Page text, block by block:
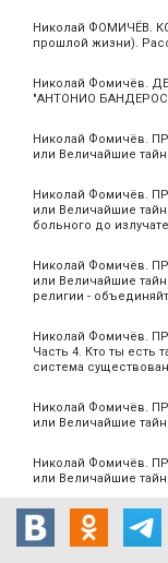
Николай ФОМИЧЁВ.
прошлой жизни).
Николай Фомичёв.
"АНТОНИО
Николай Фомичёв.
или Величайшие
Николай Фомичёв.
или Величайшие
больного до
Николай Фомичёв.
или Величайшие
религии -
Николай Фомичёв.
Часть 4. Кто ты есть
система
Николай Фомичёв.
или Величайшие
Николай Фомичёв.
или Величайшие